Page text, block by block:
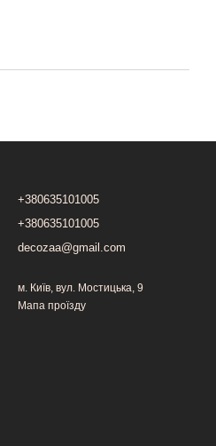
+380635101005
+380635101005
decozaa@gmail.com
м. Київ, вул. Мостицька, 9
Мапа проїзду